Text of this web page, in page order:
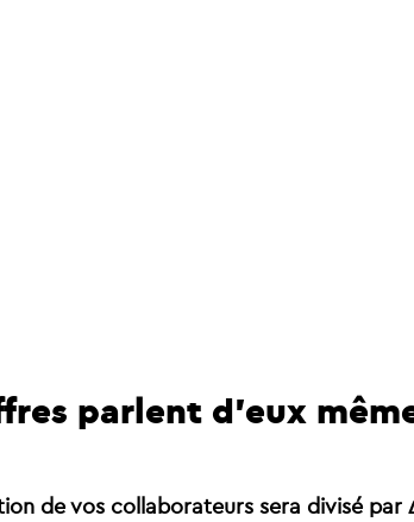
parlent d’eux
de vos collaborateurs sera divisé par